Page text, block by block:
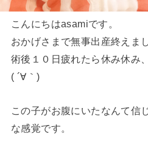
こんにちはasamiです。
おかげさまで無事出産終えま
術後１０日疲れたら休み休み
( ´∀｀)
この子がお腹にいたなんて信
な感覚です。